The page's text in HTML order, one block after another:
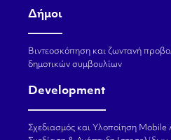
Δήμοι
Βιντεοσκόπηση και ζωντανή
δημοτικών συμβουλίων
Development
Σχεδιασμός και Υλοποίηση